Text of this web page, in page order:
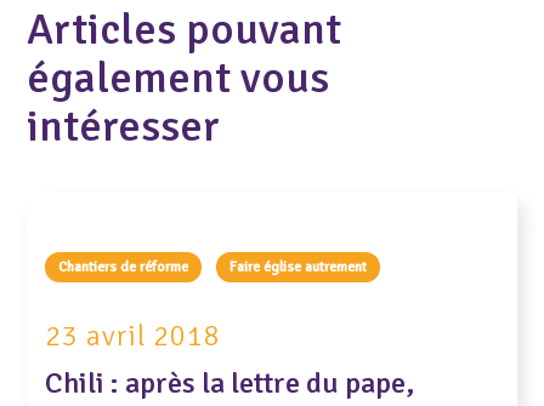
Articles pouvant
également vous
intéresser
Chantiers de réforme Faire église autrement
23 avril 2018
Chili : après la lettre du pape,